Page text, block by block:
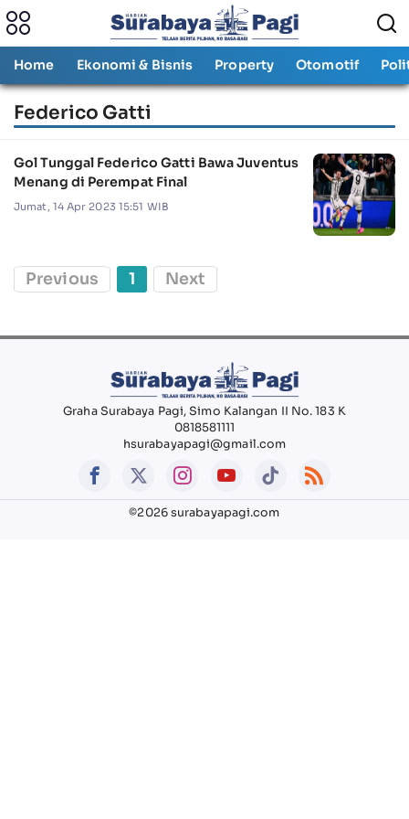
Home Ekonomi & Bisnis Property Otomotif
Federico Gatti
Gol Tunggal Federico Gatti Bawa Juventus
Menang di Perempat Final
Jumat, 14 Apr 2023 15:51 WIB
Previous 1 Next
Graha Surabaya Pagi, Simo Kalangan II No. 183 K
0818581111
hsurabayapagi@gmail.com
©2026 surabayapagi.com